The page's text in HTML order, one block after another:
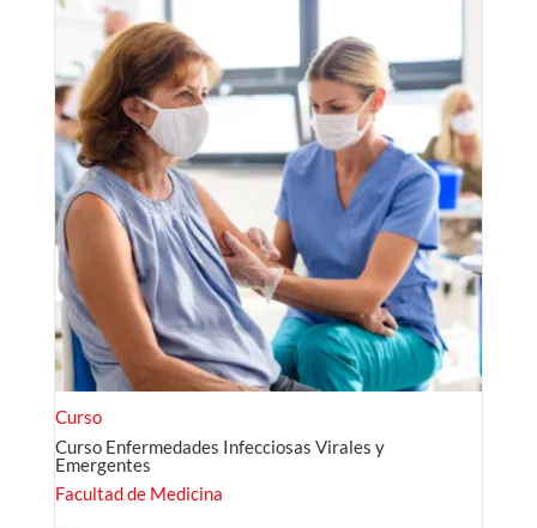
Curso
Curso Enfermedades Infecciosas Virales y
Emergentes
Facultad de Medicina